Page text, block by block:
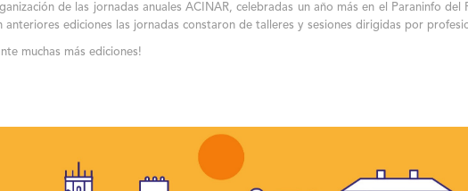
de las jornadas anuales ACINAR, celebradas un año más en el Paraninfo
ediciones las jornadas constaron de talleres y sesiones dirigidas por
muchas más ediciones!